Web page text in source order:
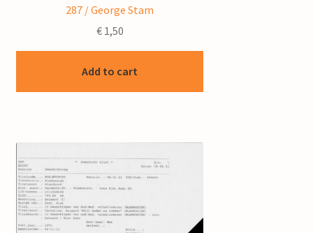
287 / George Stam
€1,50
Add to cart